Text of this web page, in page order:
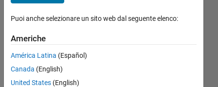
quickly to
that place
in the
WOrkspace
Puoi anche selezionare un sito web dal seguente elenco:
Americhe
América Latina (Español)
Canada (English)
United States (English)